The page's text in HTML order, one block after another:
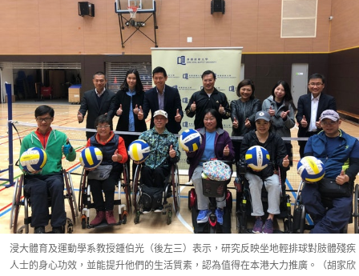
浸大體育及運動學系教授鍾伯光（後左三）表示，研究反映坐地輕排球對肢體殘疾
人士的身心功效，並能提升他們的生活質素，認為值得在本港大力推廣。（胡家欣